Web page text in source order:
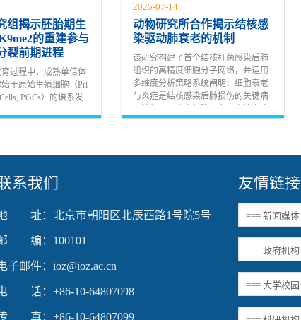
组揭示胚胎期生
的重建参与
裂前期进程
过程中，成熟单倍体
于原始生殖细胞（Pri
PGCs）的谱系发
2025-07-14
动物研究所合作揭示结核感
染驱动肺衰老的机制
该研究构建了首个结核杆菌感染后肺
组织的高精度细胞分子网络，并运用
多维度分析策略系统阐明：细胞衰老
与炎症是结核感染后肺损伤的关键病
则是这一过程中的核心事件。进一
系我们
址：北京市朝阳区北辰西路1号院5号
编：100101
子邮件：ioz@ioz.ac.cn
话：+86-10-64807098
真：+86-10-64807099
友情链接